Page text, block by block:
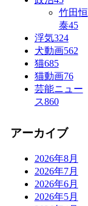
竹田恒
泰45
浮気324
犬動画562
猫685
猫動画76
芸能ニュー
ス860
アーカイブ
2026年8月
2026年7月
2026年6月
2026年5月